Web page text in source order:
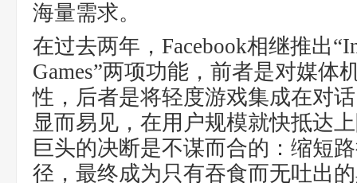
海量需求。
在过去两年，Facebook相继推出
Games”两项功能，前者是对媒体
性，后者是将轻度游戏集成在对
显而易见，在用户规模就快抵达
巨头的决断是不谋而合的：缩短
径，最终成为只有吞食而无吐出